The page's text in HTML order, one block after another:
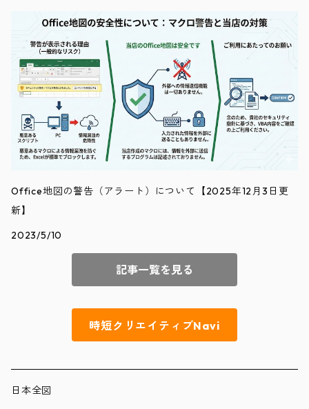
Office地図の警告（アラート）について【2025年12月3日更
新】
2023/5/10
記事一覧を見る
時短クリエイティブNavi
日本全図